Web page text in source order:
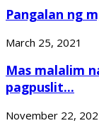
Pangalan ng
March 25, 2021
Mas malalim
pagpuslit...
November 22,